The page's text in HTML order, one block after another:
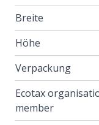
Breite
Höhe
Verpackung
Ecotax
member